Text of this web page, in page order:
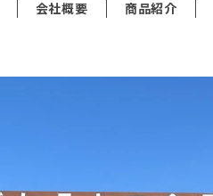
会社概要 商品紹介